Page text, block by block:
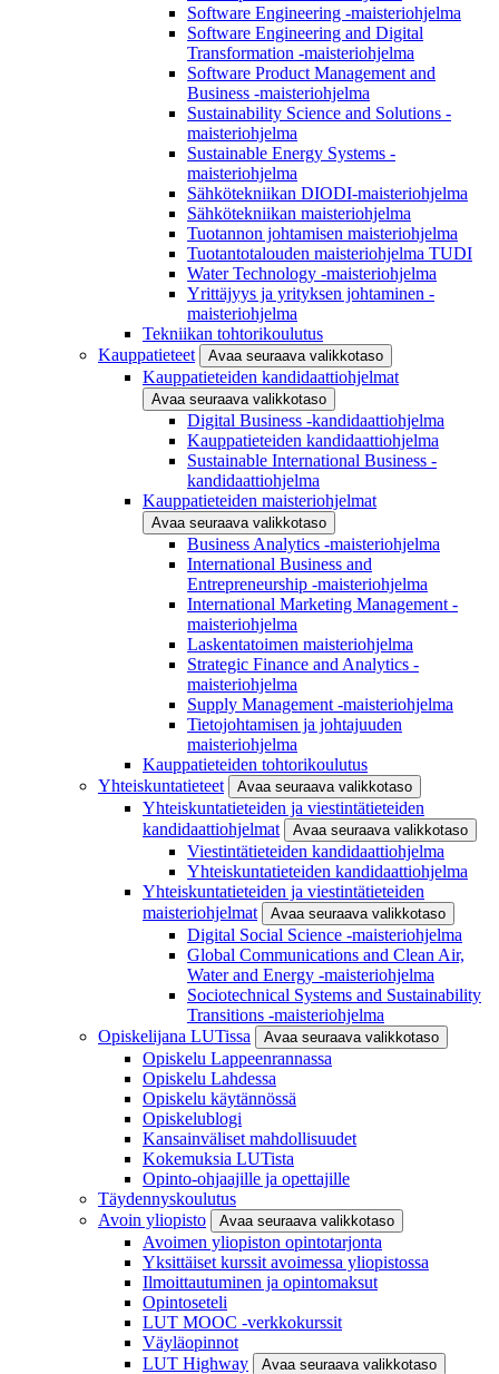
Software Engineering -maisteriohjelma
Software Engineering and Digital
Transformation -maisteriohjelma
Software Product Management and
Business -maisteriohjelma
Sustainability Science and Solutions -
maisteriohjelma
Sustainable Energy Systems -
maisteriohjelma
Sähkötekniikan DIODI-maisteriohjelma
Sähkötekniikan maisteriohjelma
Tuotannon johtamisen maisteriohjelma
Tuotantotalouden maisteriohjelma TUDI
Water Technology -maisteriohjelma
Yrittäjyys ja yrityksen johtaminen -
maisteriohjelma
Tekniikan tohtorikoulutus
Kauppatieteet
Avaa seuraava valikkotaso
Kauppatieteiden kandidaattiohjelmat
Avaa seuraava valikkotaso
Digital Business -kandidaattiohjelma
Kauppatieteiden kandidaattiohjelma
Sustainable International Business -
kandidaattiohjelma
Kauppatieteiden maisteriohjelmat
Avaa seuraava valikkotaso
Business Analytics -maisteriohjelma
International Business and
Entrepreneurship -maisteriohjelma
International Marketing Management -
maisteriohjelma
Laskentatoimen maisteriohjelma
Strategic Finance and Analytics -
maisteriohjelma
Supply Management -maisteriohjelma
Tietojohtamisen ja johtajuuden
maisteriohjelma
Kauppatieteiden tohtorikoulutus
Yhteiskuntatieteet
Avaa seuraava valikkotaso
Yhteiskuntatieteiden ja viestintätieteiden
kandidaattiohjelmat
Avaa seuraava valikkotaso
Viestintätieteiden kandidaattiohjelma
Yhteiskuntatieteiden kandidaattiohjelma
Yhteiskuntatieteiden ja viestintätieteiden
maisteriohjelmat
Avaa seuraava valikkotaso
Digital Social Science -maisteriohjelma
Global Communications and Clean Air,
Water and Energy -maisteriohjelma
Sociotechnical Systems and Sustainability
Transitions -maisteriohjelma
Opiskelijana LUTissa
Avaa seuraava valikkotaso
Opiskelu Lappeenrannassa
Opiskelu Lahdessa
Opiskelu käytännössä
Opiskelublogi
Kansainväliset mahdollisuudet
Kokemuksia LUTista
Opinto-ohjaajille ja opettajille
Täydennyskoulutus
Avoin yliopisto
Avaa seuraava valikkotaso
Avoimen yliopiston opintotarjonta
Yksittäiset kurssit avoimessa yliopistossa
Ilmoittautuminen ja opintomaksut
Opintoseteli
LUT MOOC -verkkokurssit
Väyläopinnot
LUT Highway
Avaa seuraava valikkotaso